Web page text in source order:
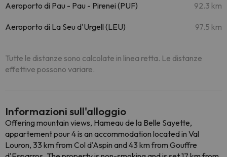
Aeroporto di Pau - Pau - Pirenei (PUF) 92.3 km
Aeroporto di La Seu d'Urgell (LEU) 97.5 km
Tutte le distanze sono calcolate in linea retta. Le distanze
effettive possono variare.
Informazioni sull'alloggio
Offering mountain views, Hameau de la Belle Sayette,
appartement pour 4 is an accommodation located in Val
Louron, 33 km from Col d'Aspin and 43 km from Gouffre